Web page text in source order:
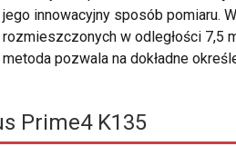
jego innowacyjny sposób pomiaru.
rozmieszczonych w odległości 7,5
metoda pozwala na dokładne
Prime4 K135